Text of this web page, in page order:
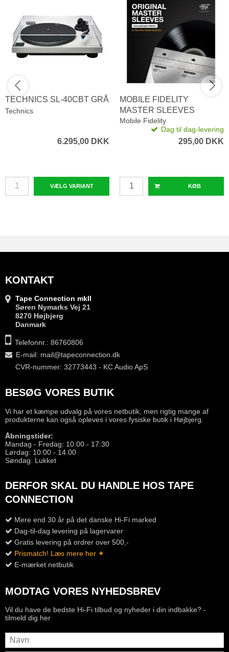
TECHNICS SL-40CBT GRÅ
Technics
6.295,00 DKK
VÆLG VARIANT
MOBILE FIDELITY
MASTER SLEEVES
HEAVYWEIGHT
Mobile Fidelity
Dag til dag-levering
295,00 DKK
KØB
KONTAKT
Tape Connection mkII
Søren Nymarks Vej 21
8270 Højbjerg
Danmark
Telefonnr.: 86760806
E-mail: mail@tapeconnection.dk
CVR-nummer: 32773443 - KC Audio ApS
BESØG VORES BUTIK
Vi har et kæmpe udvalg på vores netbutik, men rigtig mange af
produkterne kan også opleves i vores fysiske butik i Højbjerg.
Åbningstider:
Mandag - Fredag: 10:00 - 17:30
Lørdag: 10:00 - 14.00
Søndag: Lukket
DERFOR SKAL DU HANDLE HOS TAPE
CONNECTION
Mere end 30 år på det danske Hi-Fi marked
Dag-til-dag levering på lagervarer
Gratis levering på ordrer over 500,-
Prismatch! Læs mere her ✶
E-mærket netbutik
MODTAG VORES NYHEDSBREV
Vil du have de bedste Hi-Fi tilbud og nyheder i din indbakke? -
tilmeld dig her